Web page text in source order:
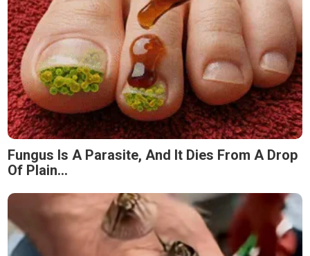
Fungus Is A Parasite, And It Dies From A Drop
Of Plain...